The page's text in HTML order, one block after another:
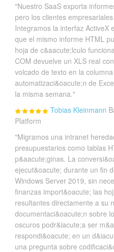
"Nuestro SaaS exporta
pero los clientes
Integramos la interfaz ActiveX
que el mismo informe HTML
hoja de c&aacute;lculo
COM devuelve un XLS real
volcado de texto en la
automatizaci&oacute;n de
la misma semana."
Tobias Kleinmann
Platform
"Migramos una intranet
presupuestarios como tablas
p&aacute;ginas. La
ejecut&oacute; durante un fin
Windows Server 2019, sin
finanzas import&oacute; las
resultantes directamente a su
documentaci&oacute;n sobre
oscuros podr&iacute;a ser
respondi&oacute; en un
una pregunta sobre